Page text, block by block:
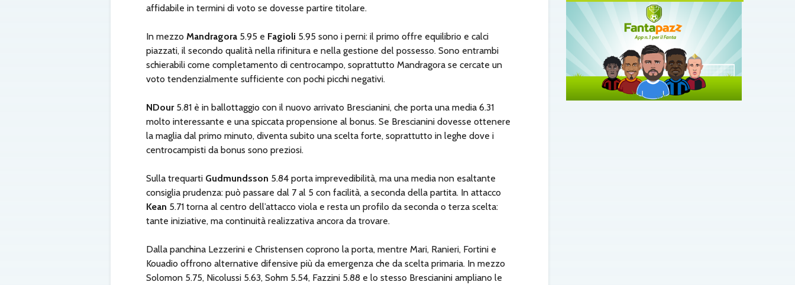
affidabile in termini di voto se dovesse partire titolare.
In mezzo Mandragora 5.95 e Fagioli 5.95 sono i perni: il primo offre equilibrio e calci
piazzati, il secondo qualità nella rifinitura e nella gestione del possesso. Sono entrambi
schierabili come completamento di centrocampo, soprattutto Mandragora se cercate un
voto tendenzialmente sufficiente con pochi picchi negativi.
NDour5.81 è in ballottaggio con il nuovo arrivato Brescianini, che porta una media 6.31
molto interessante e una spiccata propensione al bonus. Se Brescianini dovesse ottenere
la maglia dal primo minuto, diventa subito una scelta forte, soprattutto in leghe dove i
centrocampisti da bonus sono preziosi.
Sulla trequarti Gudmundsson 5.84 porta imprevedibilità, ma una media non esaltante
consiglia prudenza: può passare dal 7 al 5 con facilità, a seconda della partita. In attacco
Kean 5.71 torna al centro dell’attacco viola e resta un profilo da seconda o terza scelta:
tante iniziative, ma continuità realizzativa ancora da trovare.
Dalla panchina Lezzerini e Christensen coprono la porta, mentre Mari, Ranieri, Fortini e
Kouadio offrono alternative difensive più da emergenza che da scelta primaria. In mezzo
Solomon 5.75, Nicolussi 5.63, Sohm 5.54, Fazzini 5.88 e lo stesso Brescianini ampliano le